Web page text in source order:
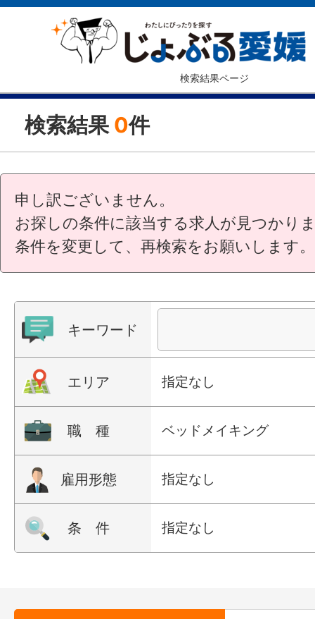
検索結果ページ
検索結果 0件
申し訳ございません。
お探しの条件に該当する求人が見つかり
条件を変更して、再検索をお願いします。
キーワード
エリア 指定なし
職 種 ベッドメイキング
雇用形態 指定なし
条 件 指定なし